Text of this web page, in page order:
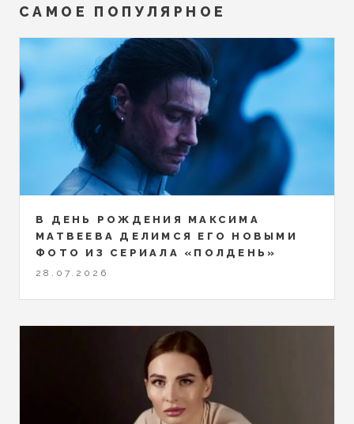
САМОЕ ПОПУЛЯРНОЕ
В ДЕНЬ РОЖДЕНИЯ МАКСИМА
МАТВЕЕВА ДЕЛИМСЯ ЕГО НОВЫМИ
ФОТО ИЗ СЕРИАЛА «ПОЛДЕНЬ»
28.07.2026